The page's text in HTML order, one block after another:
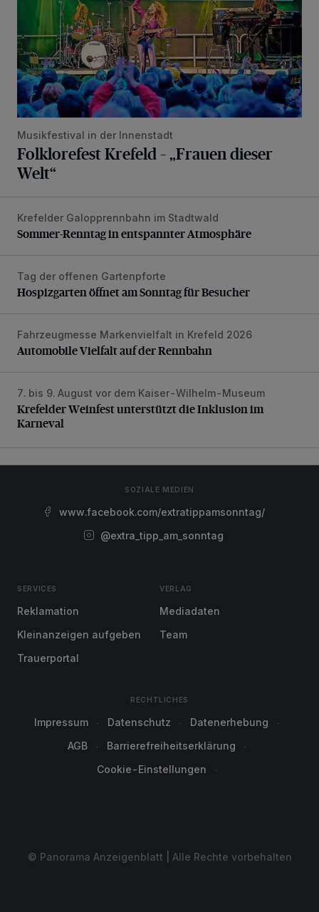
Musikfestival in der Innenstadt
Folklorefest Krefeld – „Frauen dieser
Welt“
Sommer-Renntag in entspannter Atmosphäre
Krefelder Galopprennbahn im Stadtwald
Sommer-Renntag in entspannter Atmosphäre
Hospizgarten öffnet am Sonntag für Besucher
Tag der offenen Gartenpforte
Hospizgarten öffnet am Sonntag für Besucher
Automobile Vielfalt auf der Rennbahn
Fahrzeugmesse Markenvielfalt in Krefeld 2026
Automobile Vielfalt auf der Rennbahn
Krefelder Weinfest unterstützt die Inklusion im Karneval
7. bis 9. August vor dem Kaiser-Wilhelm-Museum
Krefelder Weinfest unterstützt die Inklusion im
Karneval
SOZIALE MEDIEN
www.facebook.com/extratippamsonntag/
@extra_tipp_am_sonntag
SERVICES
Reklamation
Kleinanzeigen aufgeben
Trauerportal
VERLAG
Mediadaten
Team
RECHTLICHES
Impressum Datenschutz
Datenerhebung
AGB
Barrierefreiheitserklärung
Cookie-Einstellungen
© Panorama Anzeigenblatt | Alle Rechte vorbehalten